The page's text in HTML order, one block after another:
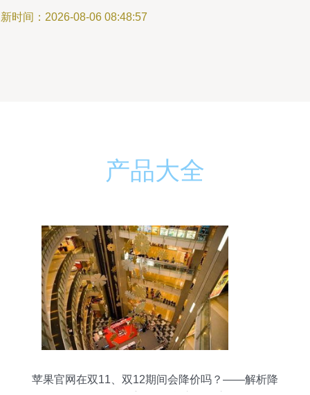
时间：2026-08-06 08:48:57
产品大全
苹果官网在双11、双12期间会降价吗？——解析降